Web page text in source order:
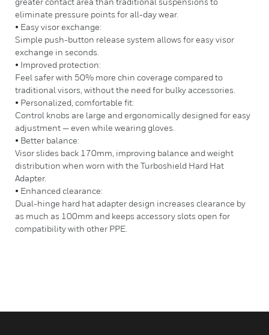
eliminate pressure points for all-day wear.
• Easy visor exchange:
Simple push-button release system allows for easy visor
exchange in seconds.
• Improved protection:
Feel safer with 50% more chin coverage compared to
traditional visors, without the need for bulky accessories.
• Personalized, comfortable fit:
Control knobs are large and ergonomically designed for easy
adjustment — even while wearing gloves.
• Better balance:
Visor slides back 170mm, improving balance and weight
distribution when worn with the Turboshield Hard Hat
Adapter.
• Enhanced clearance:
Dual-hinge hard hat adapter design increases clearance by
as much as 100mm and keeps accessory slots open for
compatibility with other PPE.